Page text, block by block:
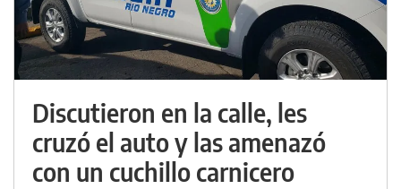
Discutieron en la calle, les
cruzó el auto y las amenazó
con un cuchillo carnicero